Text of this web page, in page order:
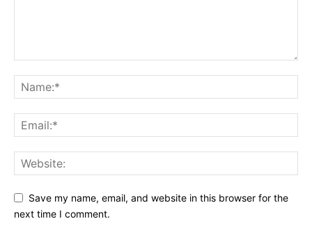
Save my name, email, and website in this browser for the
next time I comment.